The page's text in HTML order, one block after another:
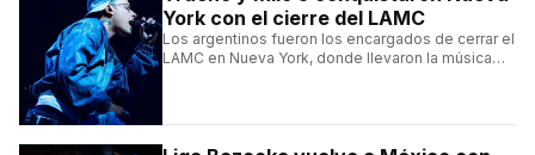
York con el cierre del LAMC
Los argentinos fueron los encargados de cerrar el
LAMC en Nueva York, donde llevaron la música